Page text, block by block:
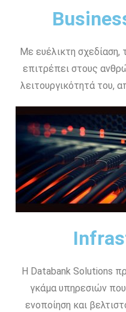
Με ευέλικτη σχεδίαση,
επιτρέπει στους
λειτουργικότητά του,
Η Databank Solutions
γκάμα υπηρεσιών
ενοποίηση και